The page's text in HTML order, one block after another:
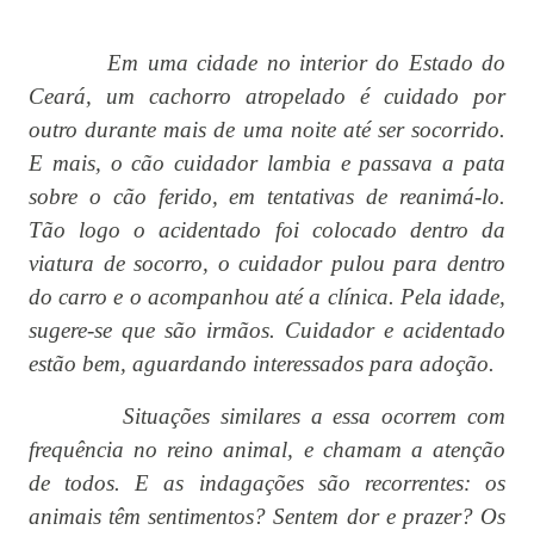
Em uma cidade no interior do Estado do
Ceará, um cachorro atropelado é cuidado por
outro durante mais de uma noite até ser socorrido.
E mais, o cão cuidador lambia e passava a pata
sobre o cão ferido, em tentativas de reanimá-lo.
Tão logo o acidentado foi colocado dentro da
viatura de socorro, o cuidador pulou para dentro
do carro e o acompanhou até a clínica. Pela idade,
sugere-se que são irmãos. Cuidador e acidentado
estão bem, aguardando interessados para adoção.
Situações similares a essa ocorrem com
frequência no reino animal, e chamam a atenção
de todos. E as indagações são recorrentes: os
animais têm sentimentos? Sentem dor e prazer? Os